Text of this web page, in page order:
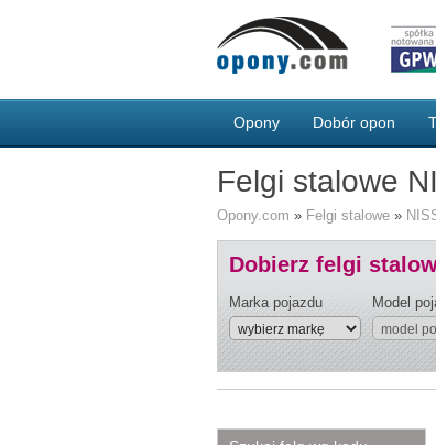
Opony Dobór opon
Felgi stalowe
Opony.com » Felgi stalowe »
Dobierz felgi
Marka pojazdu Model